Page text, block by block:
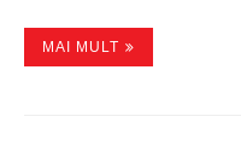
MAI MULT